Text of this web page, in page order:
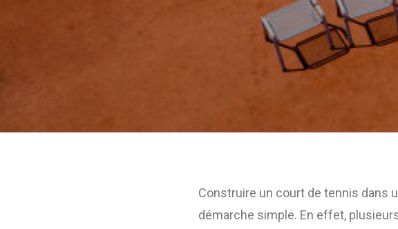
Construire un court de tennis dans
démarche simple. En effet,